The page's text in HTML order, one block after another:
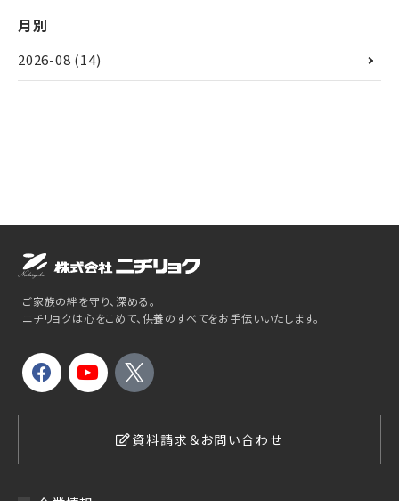
月別
2026-08 (14)
ご家族の絆を守り、深める。
ニチリョクは心をこめて、供養のすべてをお手伝いいたします。
資料請求＆お問い合わせ